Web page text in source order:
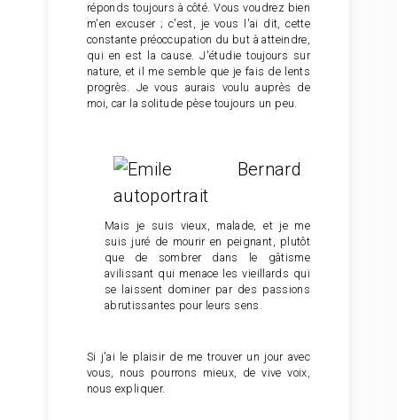
réponds toujours à côté. Vous voudrez bien
m'en excuser ; c'est, je vous l'ai dit, cette
constante préoccupation du but à atteindre,
qui en est la cause. J'étudie toujours sur
nature, et il me semble que je fais de lents
progrès. Je vous aurais voulu auprès de
moi, car la solitude pèse toujours un peu.
Mais je suis vieux, malade, et je me
suis juré de mourir en peignant, plutôt
que de sombrer dans le gâtisme
avilissant qui menace les vieillards qui
se laissent dominer par des passions
abrutissantes pour leurs sens.
Si j'ai le plaisir de me trouver un jour avec
vous, nous pourrons mieux, de vive voix,
nous expliquer.